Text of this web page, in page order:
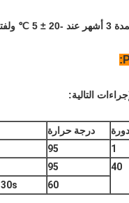
من -70 ℃
درجة حرارة
1
95
40
95
60
30s تجمع الفلورسنت